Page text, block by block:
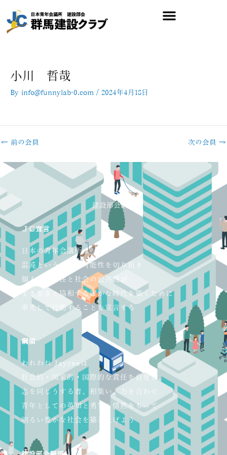
小川 哲哉
By info@funnylab-0.com / 2024年4月18日
← 前の会員 次の会員 →
建設部会綱領
ＪＣ宣言
日本の青年会議所は
混沌という未知の可能性を切り拓き
個人の自立性と社会の公共性が
生き生きと協和する確かな時代を築くために
率先して行動することを宣言する
綱領
われわれ Jayceeは
社会的・国家的・国際的な責任を自覚し、
志を同じうする者、相集い、力を合わせ
青年としての英知と勇気と情熱をもって
明るい豊かな社会を築き上げよう